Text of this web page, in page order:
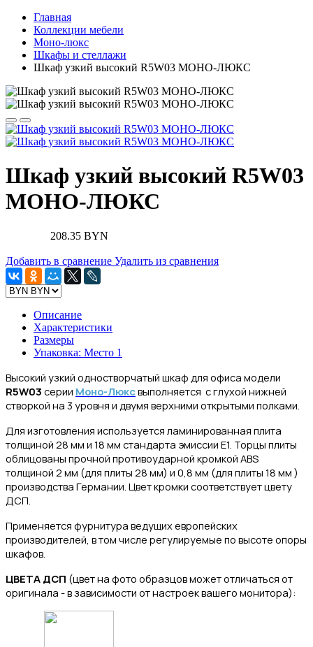
Главная
Коллекции мебели
Моно-люкс
Шкафы и стеллажи
Шкаф узкий высокий R5W03 МОНО-ЛЮКС
Шкаф узкий высокий R5W03
МОНО-ЛЮКС
208.35 BYN
Добавить в сравнение Удалить из сравнения
Описание
Характеристики
Размеры
Упаковка: Место 1
Высокий узкий одностворчатый шкаф для офиса модели
R5W03 серии Моно-Люксвыполняется с глухой нижней
створкой на 3 уровня и двумя верхними открытыми полками.
Для изготовления используется ламинированная плита
толщиной 28 мм и 18 мм стандарта эмиссии Е1. Торцы плиты
облицованы прочной противоударной кромкой ABS
толщиной 2 мм (для плиты 28 мм) и 0,8 мм (для плиты 18 мм )
производства Германии. Цвет кромки соответствует цвету
ДСП.
Применяется фурнитура ведущих европейских
производителей, в том числе регулируемые по высоте опоры
шкафов.
ЦВЕТА ДСП (цвет на фото образцов может отличаться от
оригинала - в зависимости от настроек вашего монитора):